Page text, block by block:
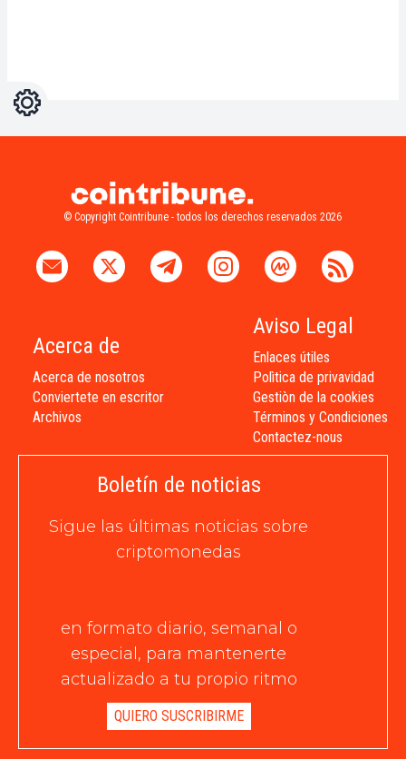
Ajustes
© Copyright Cointribune - todos los derechos reservados 2026
Acerca de
Acerca de nosotros
Conviertete en escritor
Archivos
Aviso Legal
Enlaces útiles
Polìtica de privavidad
Gestiòn de la cookies
Términos y Condiciones
Contactez-nous
Boletín de noticias
Sigue las últimas noticias sobre
criptomonedas
en formato diario, semanal o
especial, para mantenerte
actualizado a tu propio ritmo
QUIERO SUSCRIBIRME